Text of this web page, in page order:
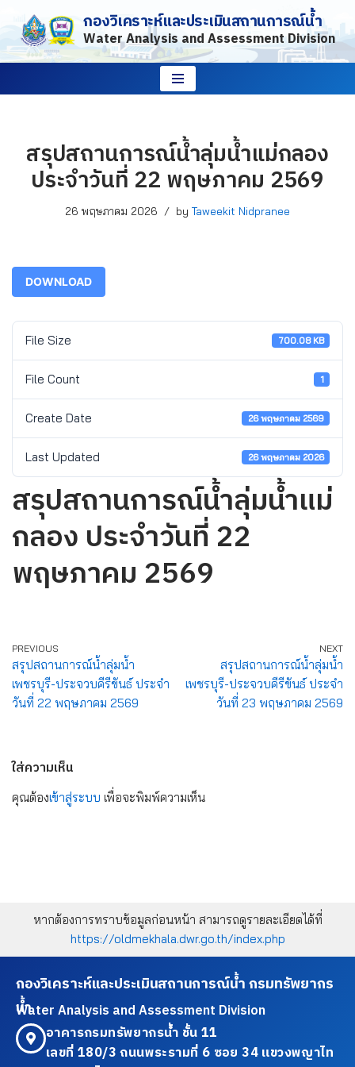
Skip
to
กองวิเคราะห์และประเมินสถานการณ์น้ำ
Water Analysis and Assessment Division
สรุปสถานการณ์น้ำลุ่มน้ำแม่กลอง
ประจำวันที่ 22 พฤษภาคม 2569
26 พฤษภาคม 2026 by Taweekit Nidpranee
DOWNLOAD
File Size 700.08 KB
File Count 1
Create Date 26 พฤษภาคม 2569
Last Updated 26 พฤษภาคม 2026
สรุปสถานการณ์น้ำลุ่มน้ำแม่
กลอง ประจำวันที่ 22
พฤษภาคม 2569
PREVIOUS
สรุปสถานการณ์น้ำลุ่มน้ำ
เพชรบุรี-ประจวบคีรีขันธ์ ประจำ
วันที่ 22 พฤษภาคม 2569
NEXT
สรุปสถานการณ์น้ำลุ่มน้ำ
เพชรบุรี-ประจวบคีรีขันธ์ ประจำ
วันที่ 23 พฤษภาคม 2569
ใส่ความเห็น
คุณต้องเข้าสู่ระบบ เพื่อจะพิมพ์ความเห็น
หากต้องการทราบข้อมูลก่อนหน้า สามารถดูรายละเอียดได้ที่
https://oldmekhala.dwr.go.th/index.php
กองวิเคราะห์และประเมินสถานการณ์น้ำ กรมทรัพยากร
น้ำ
Water Analysis and Assessment Division
อาคารกรมทรัพยากรน้ำ ชั้น 11
เลขที่ 180/3 ถนนพระรามที่ 6 ซอย 34 แขวงพญาไท